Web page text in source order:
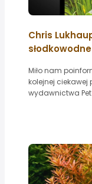
Chris
słodkowodne
Miło nam
kolejnej ciekawej
wydawnictwa